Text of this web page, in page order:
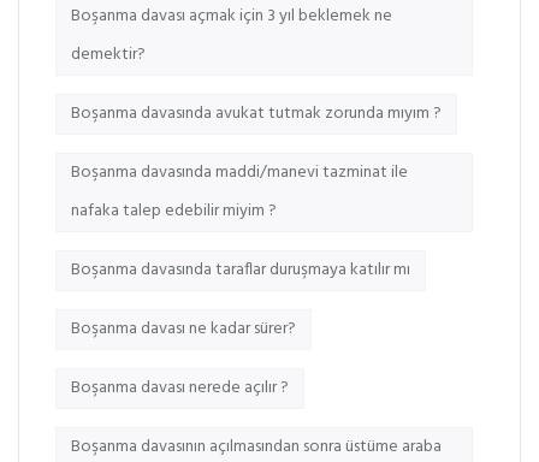
Boşanma davası açmak için 3 yıl beklemek ne
demektir?
Boşanma davasında avukat tutmak zorunda mıyım ?
Boşanma davasında maddi/manevi tazminat ile
nafaka talep edebilir miyim ?
Boşanma davasında taraflar duruşmaya katılır mı
Boşanma davası ne kadar sürer?
Boşanma davası nerede açılır ?
Boşanma davasının açılmasından sonra üstüme araba